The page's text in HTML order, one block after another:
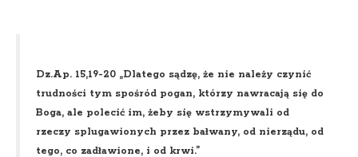
Dz.Ap. 15,19-20 „Dlatego sądzę, że nie należy czynić
trudności tym spośród pogan, którzy nawracają się do
Boga, ale polecić im, żeby się wstrzymywali od
rzeczy splugawionych przez bałwany, od nierządu, od
tego, co zadławione, i od krwi.”